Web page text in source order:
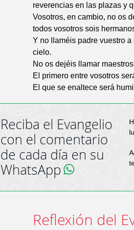
reverencias en las plazas y
Vosotros, en cambio, no os
todos vosotros sois
Y no llaméis padre vuestro
cielo.
No os dejéis llamar
El primero entre vosotros
El que se enaltece será
Reciba el Evangelio
con el comentario
de cada día en su
WhatsApp
Reflexión del